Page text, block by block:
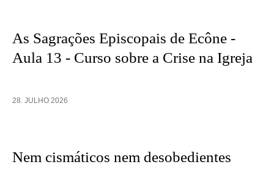
As Sagrações Episcopais de Ecône -
Aula 13 - Curso sobre a Crise na Igreja
28. JULHO 2026
Nem cismáticos nem desobedientes